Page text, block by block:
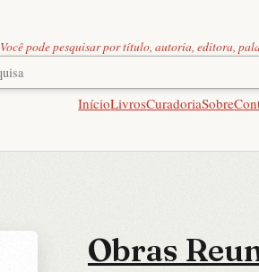
Você pode pesquisar por título, autoria, editora,
InícioLivrosCuradoriaSobre
Obras